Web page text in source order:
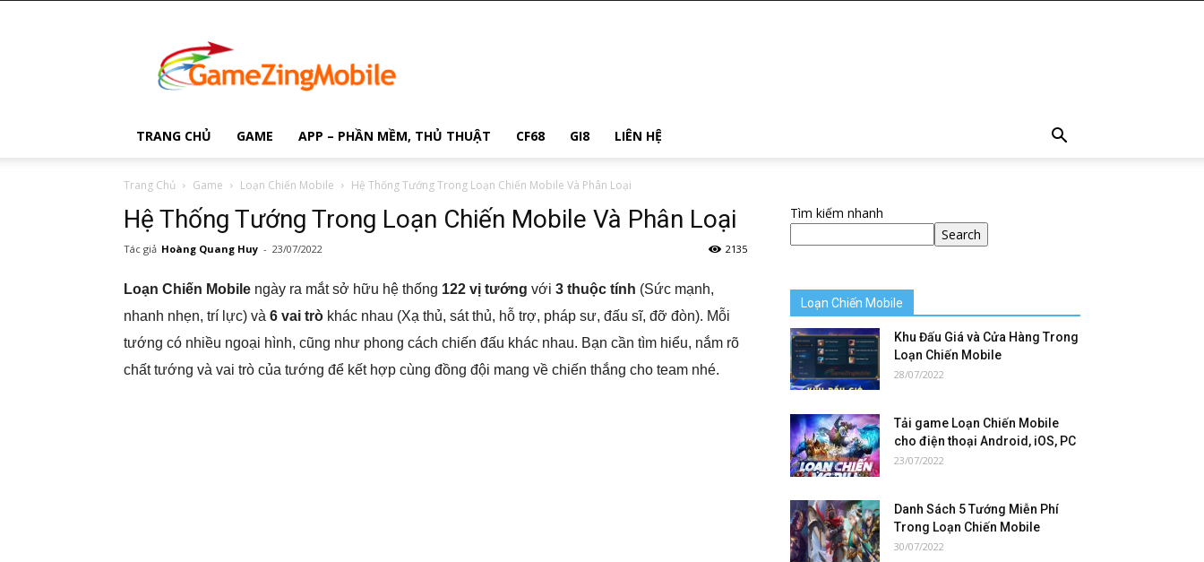
Zing
Mobile
TRANG CHỦ GAME APP – PHẦN MỀM, THỦ THUẬT CF68 GI8 LIÊN HỆ
Trang Chủ Game Loạn Chiến Mobile Hệ Thống Tướng Trong Loạn Chiến Mobile Và Phân Loại
Hệ Thống Tướng Trong Loạn Chiến Mobile Và Phân Loại
Tác giả Hoàng Quang Huy - 23/07/2022 2135
Loạn Chiến Mobile ngày ra mắt sở hữu hệ thống 122 vị tướng với 3 thuộc tính (Sức mạnh,
nhanh nhẹn, trí lực) và 6 vai trò khác nhau (Xạ thủ, sát thủ, hỗ trợ, pháp sư, đấu sĩ, đỡ đòn). Mỗi
tướng có nhiều ngoại hình, cũng như phong cách chiến đấu khác nhau. Bạn cần tìm hiểu, nắm rõ
chất tướng và vai trò của tướng để kết hợp cùng đồng đội mang về chiến thắng cho team nhé.
Tìm kiếm nhanh
Search
Loạn Chiến Mobile
Khu Đấu Giá và Cửa Hàng Trong
Loạn Chiến Mobile
28/07/2022
Tải game Loạn Chiến Mobile
cho điện thoại Android, iOS, PC
23/07/2022
Danh Sách 5 Tướng Miễn Phí
Trong Loạn Chiến Mobile
30/07/2022